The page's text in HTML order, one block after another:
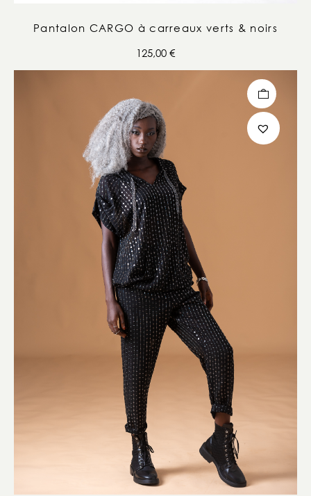
Pantalon CARGO à carreaux verts & noirs
125,00 €